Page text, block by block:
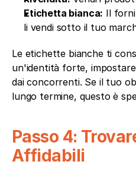
Etichetta bianca: Il
li vendi sotto il tuo
Le etichette bianche ti
un'identità forte,
dai concorrenti. Se il tuo
lungo termine, questo è
Passo 4:
Affidabili